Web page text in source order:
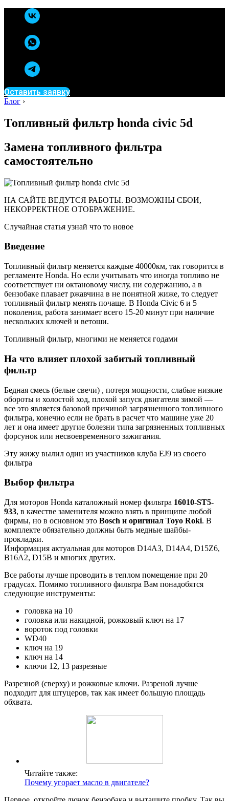
Оставить заявку
Блог ›
Топливный фильтр honda civic 5d
Замена топливного фильтра
самостоятельно
НА САЙТЕ ВЕДУТСЯ РАБОТЫ. ВОЗМОЖНЫ СБОИ,
НЕКОРРЕКТНОЕ ОТОБРАЖЕНИЕ.
Случайная статья узнай что то новое
Введение
Топливный фильтр меняется каждые 40000км, так говорится в
регламенте Honda. Но если учитывать что иногда топливо не
соответствует ни октановому числу, ни содержанию, а в
бензобаке плавает ржавчина в не понятной жиже, то следует
топливный фильтр менять почаще. В Honda Civic 6 и 5
поколения, работа занимает всего 15-20 минут при наличие
нескольких ключей и ветоши.
Топливный фильтр, многими не меняется годами
На что влияет плохой забитый топливный
фильтр
Бедная смесь (белые свечи) , потеря мощности, слабые низкие
обороты и холостой ход, плохой запуск двигателя зимой —
все это является базовой причиной загрязненного топливного
фильтра, конечно если не брать в расчет что машине уже 20
лет и она имеет другие болезни типа загрязненных топливных
форсунок или несвоевременного зажигания.
Эту жижу вылил один из участников клуба EJ9 из своего
фильтра
Выбор фильтра
Для моторов Honda каталожный номер фильтра 16010-ST5-
933, в качестве заменителя можно взять в принципе любой
фирмы, но в основном это Bosch и оригинал Toyo Roki. В
комплекте обязательно должны быть медные шайбы-
прокладки.
Информация актуальная для моторов D14A3, D14A4, D15Z6,
B16A2, D15B и многих других.
Все работы лучше проводить в теплом помещение при 20
градусах. Помимо топливного фильтра Вам понадобятся
следующие инструменты:
головка на 10
головка или накидной, рожковый ключ на 17
вороток под головки
WD40
ключ на 19
ключ на 14
ключи 12, 13 разрезные
Разрезной (сверху) и рожковые ключи. Разреной лучше
подходит для штуцеров, так как имеет большую площадь
обхвата.
Читайте также:
Почему угорает масло в двигателе?